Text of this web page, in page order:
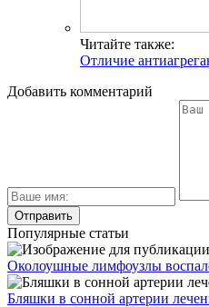
Читайте также:
Отличие
Добавить комментарий
Популярные статьи
Околоушные лимфоузлы
Бляшки в сонной артерии